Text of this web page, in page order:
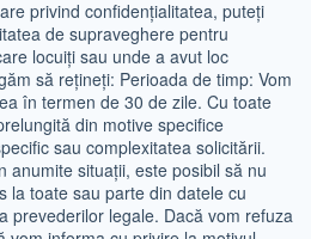
privind confidențialitatea, puteți
de supraveghere pentru
locuiți sau unde a avut loc
să rețineți: Perioada de timp: Vom
în termen de 30 de zile. Cu toate
din motive specifice
sau complexitatea solicitării.
anumite situații, este posibil să nu
la toate sau parte din datele cu
prevederilor legale. Dacă vom refuza